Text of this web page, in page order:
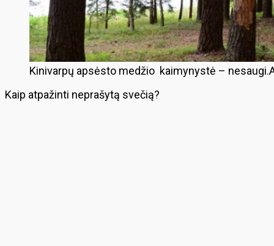
Kinivarpų apsėsto medžio kaimynystė –
Kaip atpažinti neprašytą svečią?